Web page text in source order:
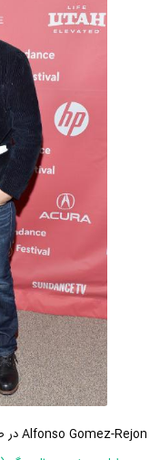
Alfonso Gomez-Rejon در صحنه فیلم سینمایی من و اِرل و دختر درحال مرگ